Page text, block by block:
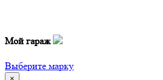
Мой гараж
Выберите марку